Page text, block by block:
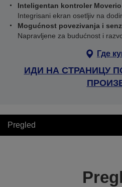
Inteligentan kontroler Moverio
Integrisani ekran osetljiv na
Mogućnost povezivanja i
Napravljene za budućnost i
Где
ИДИ НА СТРАНИЦУ
Pregled